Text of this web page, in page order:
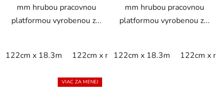
mm hrubou pracovnou
platformou vyrobenou z...
122cm x 18.3m 122cm x m 60cm x 18.3m 60cm x
mm hrubou pracovnou
platformou vyrobenou z...
122cm x 18.3m 122cm x m
VIAC ZA MENEJ